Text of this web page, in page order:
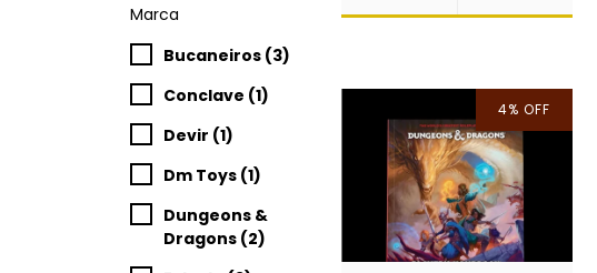
Marca
Bucaneiros (3)
Conclave (1)
Devir (1)
Dm Toys (1)
Dungeons &
Dragons (2)
4% OFF